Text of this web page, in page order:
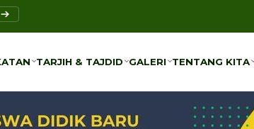
TARJIH & TAJDID GALERI TENTANG KITA